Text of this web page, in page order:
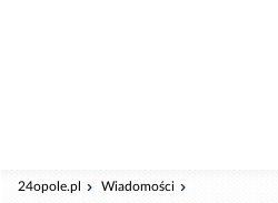
24opole.pl Wiadomości